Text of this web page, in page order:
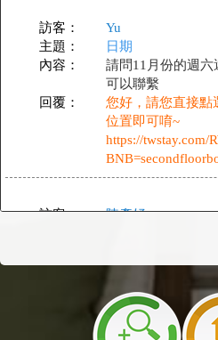
訪客：
Yu
主題：
日期
內容：
請問11月份的週
可以聯繫
回覆：
您好，請您直接點
位置即可唷~
https://twstay.com/
訪客：
陳彥妤
該日期目前已客滿